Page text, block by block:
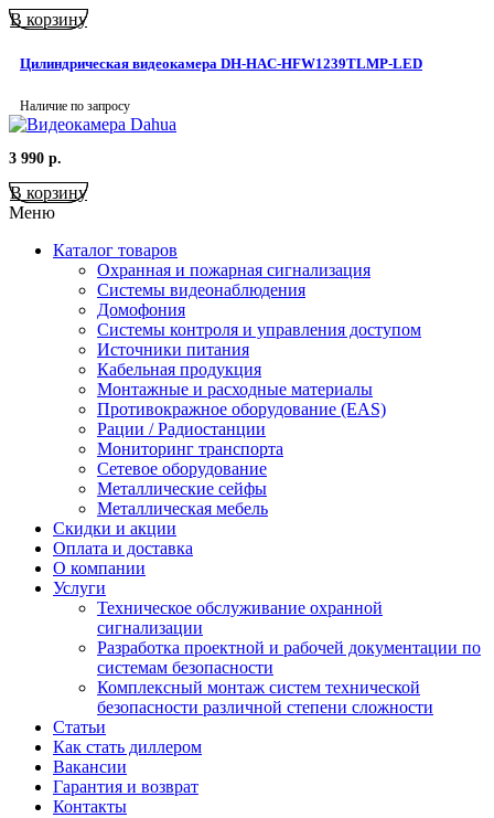
В корзину
Цилиндрическая видеокамера DH-HAC-HFW1239TLMP-LED
Наличие по запросу
3 990 р.
В корзину
Меню
Каталог товаров
Охранная и пожарная сигнализация
Системы видеонаблюдения
Домофония
Системы контроля и управления доступом
Источники питания
Кабельная продукция
Монтажные и расходные материалы
Противокражное оборудование (EAS)
Рации / Радиостанции
Мониторинг транспорта
Сетевое оборудование
Металлические сейфы
Металлическая мебель
Скидки и акции
Оплата и доставка
О компании
Услуги
Техническое обслуживание охранной
сигнализации
Разработка проектной и рабочей документации по
системам безопасности
Комплексный монтаж систем технической
безопасности различной степени сложности
Статьи
Как стать диллером
Вакансии
Гарантия и возврат
Контакты